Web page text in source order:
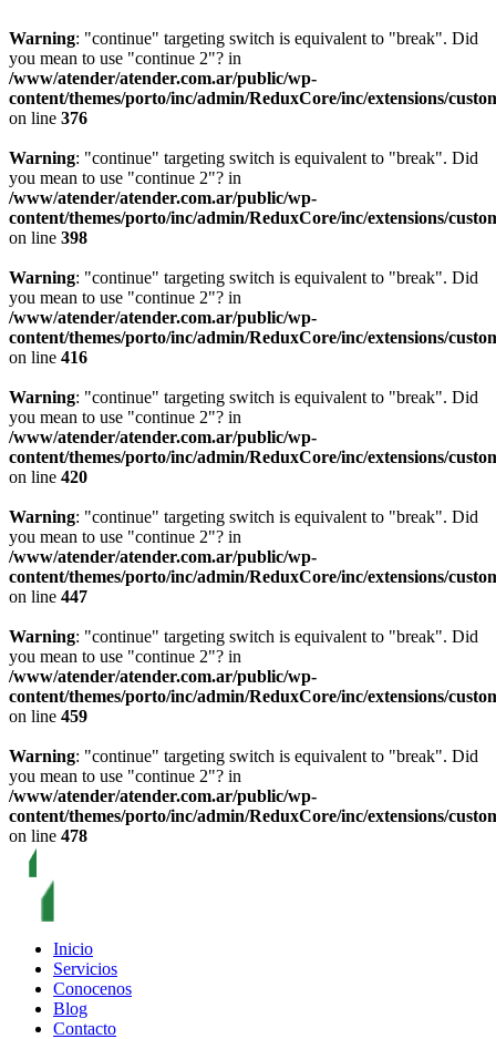
Warning: "continue" targeting switch is equivalent to "break". Did
you mean to use "continue 2"? in
/www/atender/atender.com.ar/public/wp-
content/themes/porto/inc/admin/ReduxCore/inc/extensions/
on line 376
Warning: "continue" targeting switch is equivalent to "break". Did
you mean to use "continue 2"? in
/www/atender/atender.com.ar/public/wp-
content/themes/porto/inc/admin/ReduxCore/inc/extensions/
on line 398
Warning: "continue" targeting switch is equivalent to "break". Did
you mean to use "continue 2"? in
/www/atender/atender.com.ar/public/wp-
content/themes/porto/inc/admin/ReduxCore/inc/extensions/
on line 416
Warning: "continue" targeting switch is equivalent to "break". Did
you mean to use "continue 2"? in
/www/atender/atender.com.ar/public/wp-
content/themes/porto/inc/admin/ReduxCore/inc/extensions/
on line 420
Warning: "continue" targeting switch is equivalent to "break". Did
you mean to use "continue 2"? in
/www/atender/atender.com.ar/public/wp-
content/themes/porto/inc/admin/ReduxCore/inc/extensions/
on line 447
Warning: "continue" targeting switch is equivalent to "break". Did
you mean to use "continue 2"? in
/www/atender/atender.com.ar/public/wp-
content/themes/porto/inc/admin/ReduxCore/inc/extensions/
on line 459
Warning: "continue" targeting switch is equivalent to "break". Did
you mean to use "continue 2"? in
/www/atender/atender.com.ar/public/wp-
content/themes/porto/inc/admin/ReduxCore/inc/extensions/
on line 478
Inicio
Servicios
Conocenos
Blog
Contacto